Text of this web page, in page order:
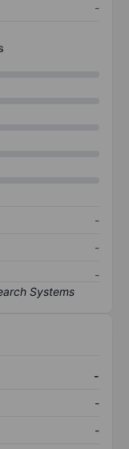
-
-
-
-
-
-
-